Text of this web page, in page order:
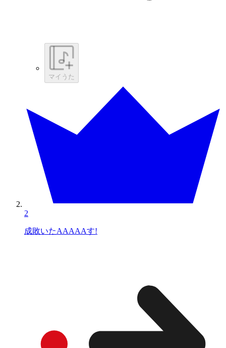
マイうた
2
成敗いたAAAAAす!